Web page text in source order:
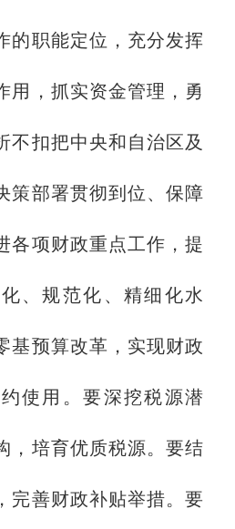
的职能定位，充分发挥
用，抓实资金管理，勇
不扣把中央和自治区及
策部署贯彻到位、保障
各项财政重点工作，提
、规范化、精细化水
基预算改革，实现财政
使用。要深挖税源潜
，培育优质税源。要结
完善财政补贴举措。要